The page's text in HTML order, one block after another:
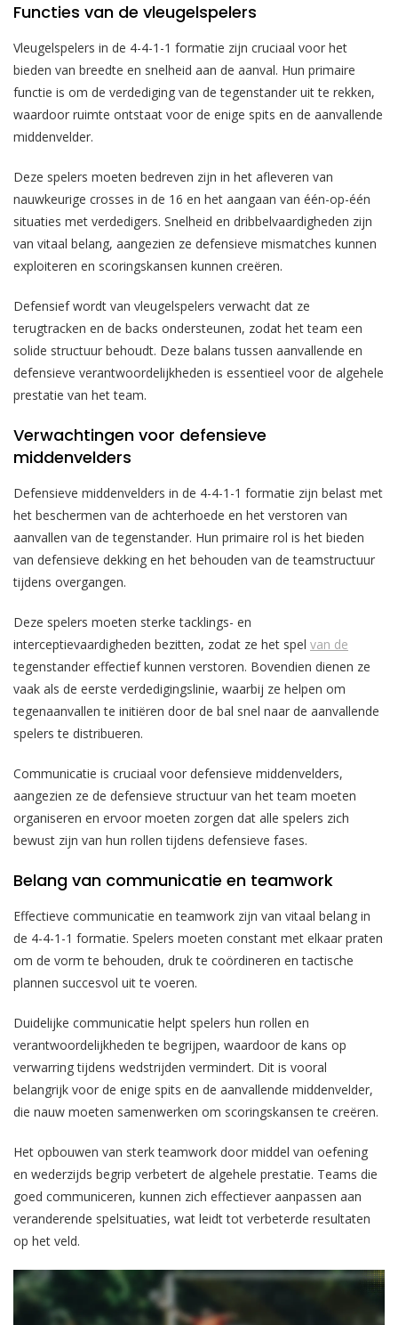
Functies van de vleugelspelers
Vleugelspelers in de 4-4-1-1 formatie zijn cruciaal voor het
bieden van breedte en snelheid aan de aanval. Hun primaire
functie is om de verdediging van de tegenstander uit te rekken,
waardoor ruimte ontstaat voor de enige spits en de aanvallende
middenvelder.
Deze spelers moeten bedreven zijn in het afleveren van
nauwkeurige crosses in de 16 en het aangaan van één-op-één
situaties met verdedigers. Snelheid en dribbelvaardigheden zijn
van vitaal belang, aangezien ze defensieve mismatches kunnen
exploiteren en scoringskansen kunnen creëren.
Defensief wordt van vleugelspelers verwacht dat ze
terugtracken en de backs ondersteunen, zodat het team een
solide structuur behoudt. Deze balans tussen aanvallende en
defensieve verantwoordelijkheden is essentieel voor de algehele
prestatie van het team.
Verwachtingen voor defensieve
middenvelders
Defensieve middenvelders in de 4-4-1-1 formatie zijn belast met
het beschermen van de achterhoede en het verstoren van
aanvallen van de tegenstander. Hun primaire rol is het bieden
van defensieve dekking en het behouden van de teamstructuur
tijdens overgangen.
Deze spelers moeten sterke tacklings- en
interceptievaardigheden bezitten, zodat ze het spel van de
tegenstander effectief kunnen verstoren. Bovendien dienen ze
vaak als de eerste verdedigingslinie, waarbij ze helpen om
tegenaanvallen te initiëren door de bal snel naar de aanvallende
spelers te distribueren.
Communicatie is cruciaal voor defensieve middenvelders,
aangezien ze de defensieve structuur van het team moeten
organiseren en ervoor moeten zorgen dat alle spelers zich
bewust zijn van hun rollen tijdens defensieve fases.
Belang van communicatie en teamwork
Effectieve communicatie en teamwork zijn van vitaal belang in
de 4-4-1-1 formatie. Spelers moeten constant met elkaar praten
om de vorm te behouden, druk te coördineren en tactische
plannen succesvol uit te voeren.
Duidelijke communicatie helpt spelers hun rollen en
verantwoordelijkheden te begrijpen, waardoor de kans op
verwarring tijdens wedstrijden vermindert. Dit is vooral
belangrijk voor de enige spits en de aanvallende middenvelder,
die nauw moeten samenwerken om scoringskansen te creëren.
Het opbouwen van sterk teamwork door middel van oefening
en wederzijds begrip verbetert de algehele prestatie. Teams die
goed communiceren, kunnen zich effectiever aanpassen aan
veranderende spelsituaties, wat leidt tot verbeterde resultaten
op het veld.